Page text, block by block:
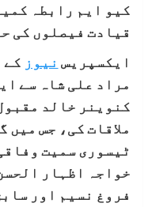
کیو ایم رابطہ
قیادت فیصلوں کی
ایکسپریس نیوز کے
مراد علی شاہ سے
کنوینر خالد
ملاقات کی، جس
ٹیسوری سمیت
خواجہ اظہار
فروغ نسیم اور